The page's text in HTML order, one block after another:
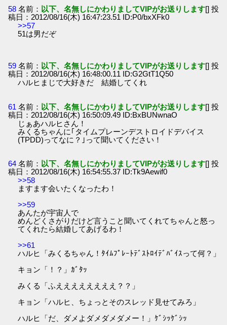
58 名前： 以下、名無しにかわりましてVIPがお送りします[] 投
稿日：2012/08/16(木) 16:47:23.51 ID:P0/bxXFk0
>>57
51は男だぞ
59 名前： 以下、名無しにかわりましてVIPがお送りします[] 投
稿日：2012/08/16(木) 16:48:00.11 ID:G2GtT1Q50
ハルヒまじで大好きだ 結婚してくれ
61 名前： 以下、名無しにかわりましてVIPがお送りします[] 投
稿日：2012/08/16(木) 16:50:09.49 ID:BxBUNwnaO
じぁあハルヒさん！
みくるちゃんに｢タイムプレーンデストロイドデバイス
(TPDD)ってなに？｣って聞いてください！
64 名前： 以下、名無しにかわりましてVIPがお送りします[] 投
稿日：2012/08/16(木) 16:54:55.37 ID:Tk9Aewif0
>>58
ますます会いたくなったわ！
>>59
あんたが宇宙人で
めんどくさがりだけど言うこと聞いてくれてちゃんと怒っ
てくれたら結婚してあげるわ！
>>61
ハルヒ「みくるちゃん！ﾀｲﾑﾌﾟﾚｰﾄﾃﾞｽﾄﾛｲﾃﾞﾊﾞｲｽって何？」
キョン「！？」ｶﾞﾀｯ
みくる「ふええええええええ？？」
キョン「ハルヒ、ちょっとそのスレッド見せてみろ」
ハルヒ「だ、ダメよダメダメダメー！」ｹﾞｼｯｹﾞｼｯ